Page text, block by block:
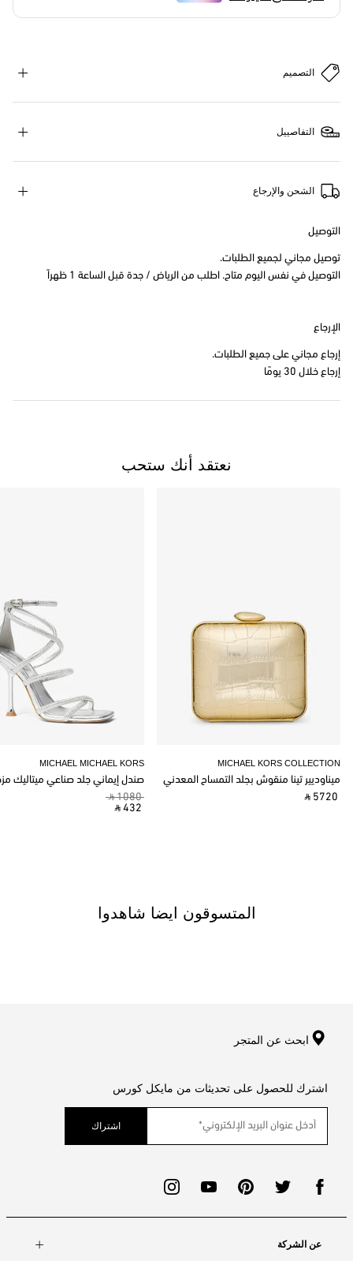
التصميم
التفاصييل
الشحن والإرجاع
التوصيل
توصيل مجاني لجميع الطلبات.
التوصيل في نفس اليوم متاح. اطلب من الرياض / جدة قبل الساعة 1 ظهراً
الإرجاع
إرجاع مجاني على جميع الطلبات.
إرجاع خلال 30 يومًا
نعتقد أنك ستحب
MICHAEL MICHAEL KORS
صندل إيماني جلد صناعي ميتاليك
‎ ⃁ 1080 ‎
‎ ⃁ 432 ‎
MICHAEL KORS COLLECTION
ميناوديير تينا منقوش بجلد التمساح المعدني
‎ ⃁ 5720 ‎
المتسوقون ايضا شاهدوا
ابحث عن المتجر
اشترك للحصول على تحديثات من مايكل كورس
اشتراك
عن الشركة